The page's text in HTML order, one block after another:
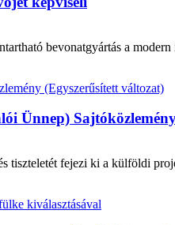
bevonatgyártás a
Ünnep)
fejezi ki a külföldi